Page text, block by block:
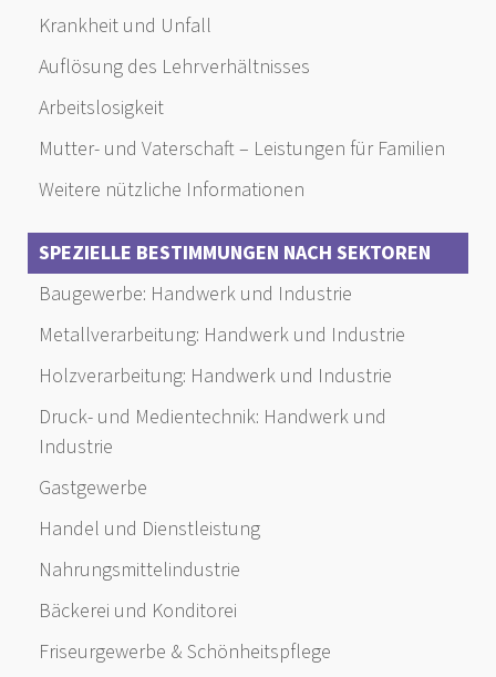
Krankheit und Unfall
Auflösung des Lehrverhältnisses
Arbeitslosigkeit
Mutter- und Vaterschaft – Leistungen für Familien
Weitere nützliche Informationen
SPEZIELLE BESTIMMUNGEN NACH SEKTOREN
Baugewerbe: Handwerk und Industrie
Metallverarbeitung: Handwerk und Industrie
Holzverarbeitung: Handwerk und Industrie
Druck- und Medientechnik: Handwerk und
Industrie
Gastgewerbe
Handel und Dienstleistung
Nahrungsmittelindustrie
Bäckerei und Konditorei
Friseurgewerbe & Schönheitspflege